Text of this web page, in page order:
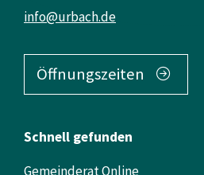
info@urbach.de
Öffnungszeiten
Schnell gefunden
Gemeinderat Online